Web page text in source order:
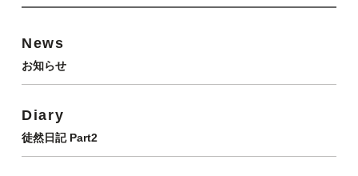
News
お知らせ
Diary
徒然日記 Part2